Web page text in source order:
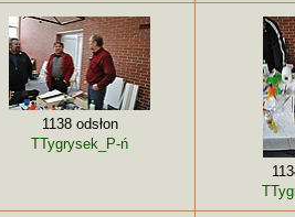
1138 odsłon
TTygrysek_P-ń